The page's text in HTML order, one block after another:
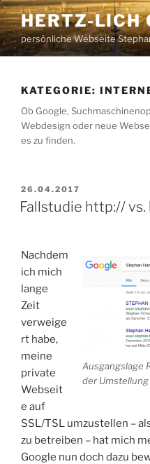
Zum
Inhalt
springen
HERTZ-LICH
persönliche Webseite
KATEGORIE:
Ob Google,
Webdesign oder neue
es zu finden.
VERÖFFENTLICHT
AM
26.04.2017
Fallstudie http://
Ausgangslage
der Umstellung
Nachdem
ich mich
lange
Zeit
verweige
rt habe,
meine
private
Webseit
e auf
SSL/TSL umzustellen –
zu betreiben – hat mich
Google nun doch dazu